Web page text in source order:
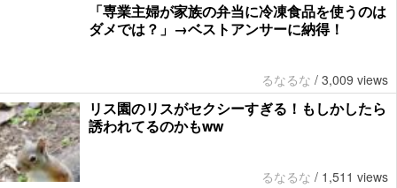
「専業主婦が家族の弁当に冷凍食品を使うのは
ダメでは？」→ベストアンサーに納得！
るなるな / 3,009 views
リス園のリスがセクシーすぎる！もしかしたら
誘われてるのかもww
るなるな / 1,511 views